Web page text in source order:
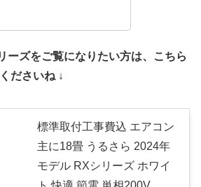
ーズをご覧になりたい方は、こちら
ださいね ↓
標準取付工事費込 エアコン
主に18畳 うるさら 2024年
モデル RXシリーズ ホワイ